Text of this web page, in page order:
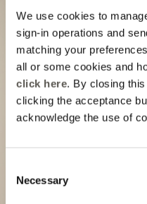
We use cookies to
sign-in operations and
matching your
all or some cookies and
click here. By closing
clicking the acceptance
acknowledge the use of
Selection
Necessary
Previous